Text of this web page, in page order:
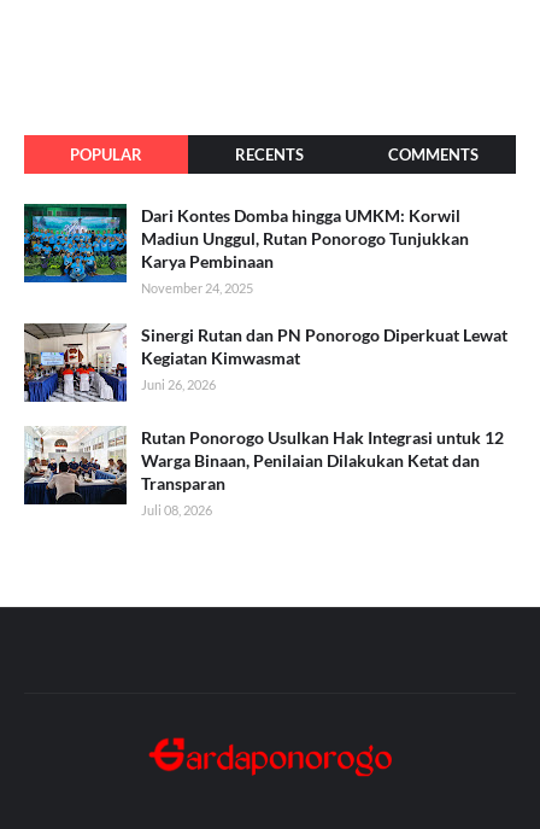
POPULAR RECENTS COMMENTS
Dari Kontes Domba hingga UMKM: Korwil
Madiun Unggul, Rutan Ponorogo Tunjukkan
Karya Pembinaan
November 24, 2025
Sinergi Rutan dan PN Ponorogo Diperkuat Lewat
Kegiatan Kimwasmat
Juni 26, 2026
Rutan Ponorogo Usulkan Hak Integrasi untuk 12
Warga Binaan, Penilaian Dilakukan Ketat dan
Transparan
Juli 08, 2026